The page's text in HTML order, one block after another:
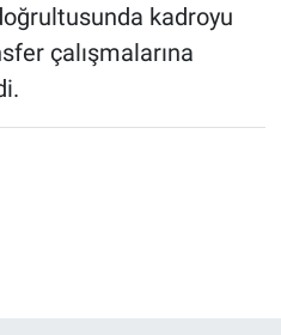
kadroyu
çalışmalarına